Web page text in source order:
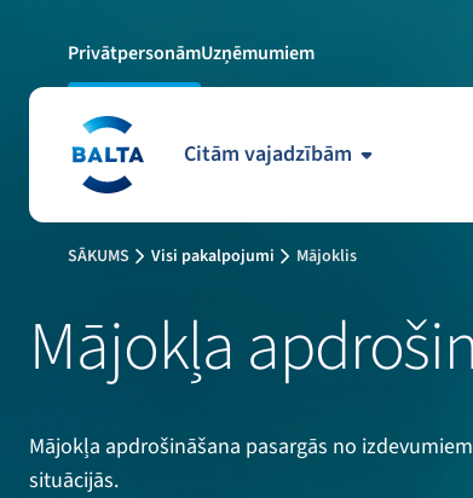
PrivātpersonāmUzņēmumiem
Citām vajadzībām
SĀKUMS Visi pakalpojumi Mājoklis
Mājokļa
Mājokļa apdrošināšana pasargās no
situācijās.